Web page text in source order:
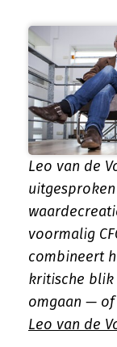
Leo van de
voormalig
combineert
kritische blik
omgaan —
Leo van de